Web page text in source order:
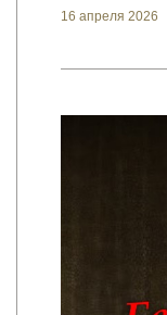
16 апреля 2026